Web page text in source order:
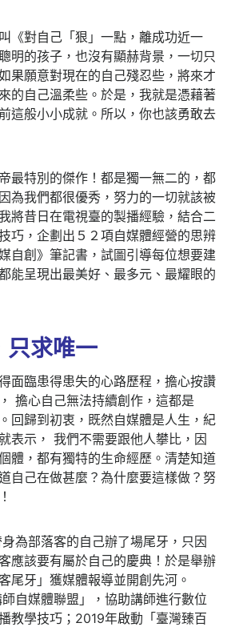
對自己「狠」一點，離成功近一
明的孩子，也沒有顯赫背景，一切只
果願意對現在的自己殘忍些，將來才
的自己溫柔些。於是，我就是憑藉著
這般小小成就。所以，你也該勇敢去
特別的傑作！都是獨一無二的，都
為我們都很優秀，努力的一切就該被
將昔日在電視臺的製播經驗，結合二
巧，企劃出５２項自媒體經營的思辨
自創》筆記書，試圖引導每位想要建
能呈現出最美好、最多元、最耀眼的
只求唯一
臨患得患失的心路歷程，擔心按讚
擔心自己無法持續創作，這都是
回歸到初衷，既然自媒體是人生，紀
表示， 我們不需要跟他人攀比，因
體，都有獨特的生命經歷。清楚知道
自己在做甚麼？為什麼要這樣做？努
部落客的自己辦了場尾牙，只因
應該要有屬於自己的慶典！於是舉辦
尾牙」獲媒體報導並開創先河。
自媒體聯盟」，協助講師進行數位
教學技巧；2019年啟動「臺灣臻百